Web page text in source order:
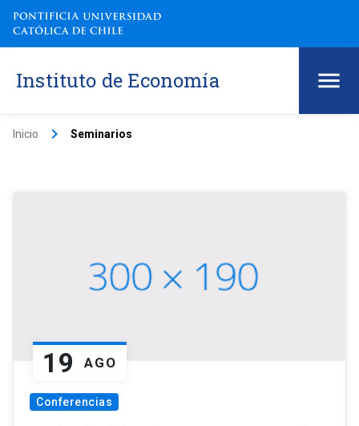
Instituto de Economía
Inicio keyboard_arrow_right Seminarios
19 AGO
Conferencias